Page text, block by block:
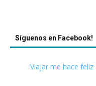
Síguenos en Facebook!
Viajar me hace feliz